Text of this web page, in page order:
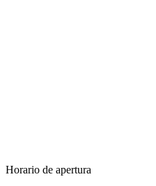
Horario de apertura